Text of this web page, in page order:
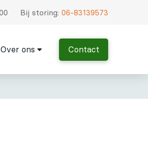
Bij storing:06-83139573
Over ons Contact